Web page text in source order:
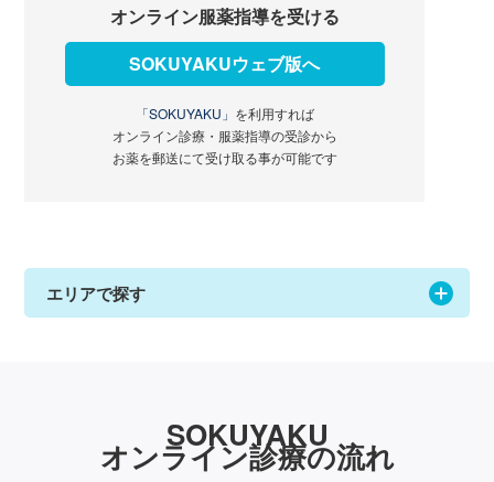
オンライン服薬指導を受ける
SOKUYAKUウェブ版へ
「SOKUYAKU」 を利用すれば
オンライン診療・服薬指導の受診から
お薬を郵送にて受け取る事が可能です
エリアで探す
SOKUYAKU
オンライン診療の流れ